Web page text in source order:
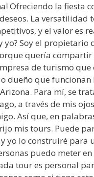
Ofreciendo la fiesta
La versatilidad
y el valor es
Soy el propietario
quería
de turismo que
dueño que
Para mí, se
a través de mis
Así que, en
mis tours. Puede
yo lo construiré para
puedo meter
tour es personal